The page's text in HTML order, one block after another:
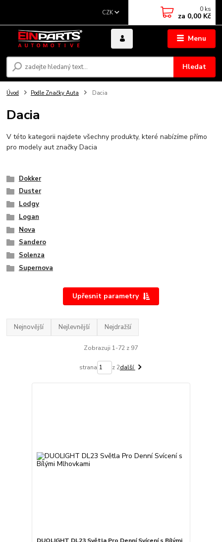
Menu
CZK
Hledat
0 ks
za 0,00 Kč
Úvod Podle Značky Auta Dacia
Dacia
V této kategorii najdete všechny produkty, které nabízíme přímo
pro modely aut značky Dacia
Dokker
Duster
Lodgy
Logan
Nova
Sandero
Solenza
Supernova
Upřesnit parametry
Nejnovější Nejlevnější Nejdražší
Zobrazuji 1-72 z 97
strana z 2další